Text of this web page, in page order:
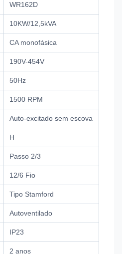
WR162D
10KW/12,5kVA
CA monofásica
190V-454V
50Hz
1500 RPM
Auto-excitado sem escova
H
Passo 2/3
12/6 Fio
Tipo Stamford
Autoventilado
IP23
2 anos